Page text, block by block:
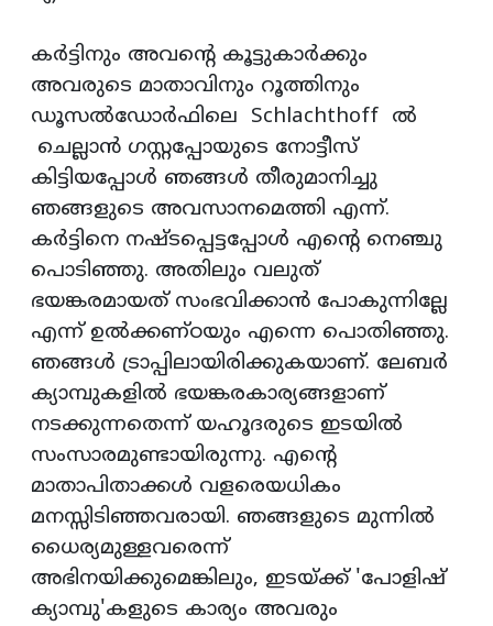
കര്‍ട്ടിനും അവന്റെ കൂട്ടുകാര്‍ക്കും
അവരുടെ മാതാവിനും റൂത്തിനും
ഡൂസല്‍ഡോര്‍ഫിലെ Schlachthoff ല്‍
ചെല്ലാന്‍ ഗസ്റ്റപ്പോയുടെ നോട്ടീസ്
കിട്ടിയപ്പോള്‍ ഞങ്ങള്‍ തീരുമാനിച്ചു
ഞങ്ങളുടെ അവസാനമെത്തി എന്ന്.
കര്‍ട്ടിനെ നഷ്ടപ്പെട്ടപ്പോള്‍ എന്റെ നെഞ്ചു
പൊടിഞ്ഞു. അതിലും വലുത്
ഭയങ്കരമായത് സംഭവിക്കാന്‍ പോകുന്നില്ലേ
എന്ന് ഉല്‍ക്കണ്ഠയും എന്നെ പൊതിഞ്ഞു.
ഞങ്ങള്‍ ട്രാപ്പിലായിരിക്കുകയാണ്. ലേബര്‍
ക്യാമ്പുകളില്‍ ഭയങ്കരകാര്യങ്ങളാണ്
നടക്കുന്നതെന്ന് യഹൂദരുടെ ഇടയില്‍
സംസാരമുണ്ടായിരുന്നു. എന്റെ
മാതാപിതാക്കള്‍ വളരെയധികം
മനസ്സിടിഞ്ഞവരായി. ഞങ്ങളുടെ മുന്നില്‍
ധൈര്യമുള്ളവരെന്ന്
അഭിനയിക്കുമെങ്കിലും, ഇടയ്ക്ക് 'പോളിഷ്
ക്യാമ്പു'കളുടെ കാര്യം അവരും